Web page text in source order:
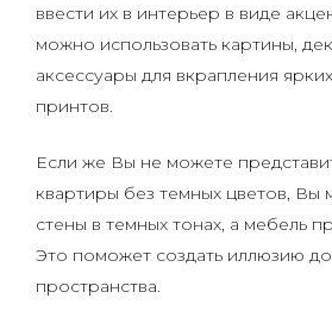
ввести их в интерьер в виде
можно использовать картины,
аксессуары для вкрапления
принтов.
Если же Вы не можете
квартиры без темных цветов, Вы
стены в темных тонах, а мебель
Это поможет создать иллюзию
пространства.